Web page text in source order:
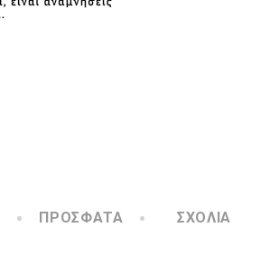
ΠΡΌΣΦΑΤΑ ΣΧΌΛΙΑ